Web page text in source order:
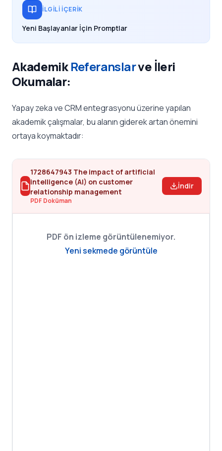
İLGILI İÇERIK
Yeni Başlayanlar İçin Promptlar
AkademikReferanslarve İleri
Okumalar:
Yapay zeka ve CRM entegrasyonu üzerine yapılan
akademik çalışmalar, bu alanın giderek artan önemini
ortaya koymaktadır:
1728647943 The impact of artificial
intelligence (AI) on customer
relationship management
PDF Doküman
İndir
PDF ön izleme görüntülenemiyor.
Yeni sekmede görüntüle